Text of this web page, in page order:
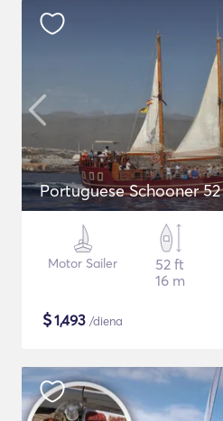
Portuguese Schooner 52
Motor Sailer
52 ft
16 m
$1,493 /diena